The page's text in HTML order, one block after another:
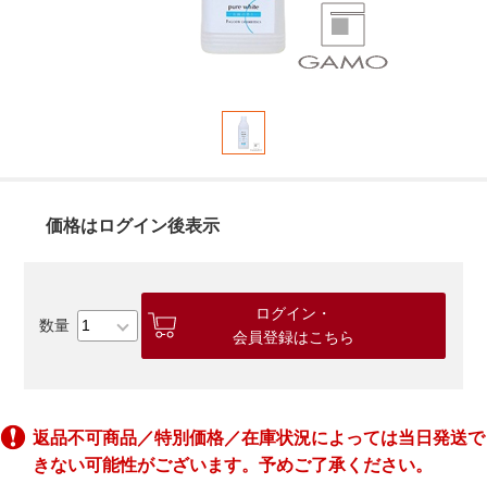
価格はログイン後表示
ログイン・
会員登録はこちら
返品不可商品／特別価格／在庫状況によっては当日発送で
きない可能性がございます。予めご了承ください。